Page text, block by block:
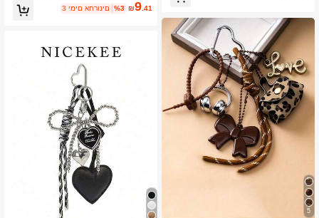
5
ה - שרוך נשלף רב תכליתי לתיקים, כרטיס
ים, מפתחות, נוח לשימוש יומיומי, מתנה
₪9.41
%3 3 ימים אחרונים